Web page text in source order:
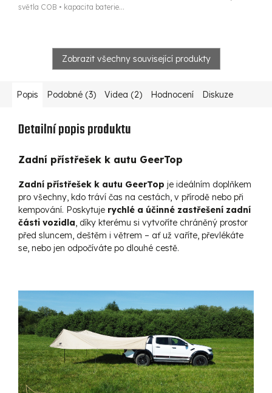
světla COB • kapacita baterie...
Zobrazit všechny související produkty
Popis Podobné (3) Videa (2) Hodnocení Diskuze
Detailní popis produktu
Zadní přístřešek k autu GeerTop
Zadní přístřešek k autu GeerTop je ideálním doplňkem
pro všechny, kdo tráví čas na cestách, v přírodě nebo při
kempování. Poskytuje rychlé a účinné zastřešení zadní
části vozidla, díky kterému si vytvoříte chráněný prostor
před sluncem, deštěm i větrem – ať už vaříte, převlékáte
se, nebo jen odpočíváte po dlouhé cestě.